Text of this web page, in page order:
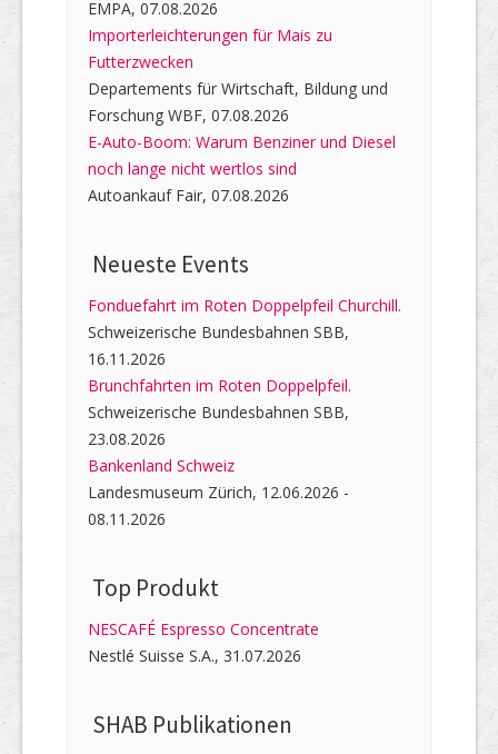
EMPA, 07.08.2026
Importerleichterungen für Mais zu
Futterzwecken
Departements für Wirtschaft, Bildung und
Forschung WBF, 07.08.2026
E-Auto-Boom: Warum Benziner und Diesel
noch lange nicht wertlos sind
Autoankauf Fair, 07.08.2026
Neueste Events
Fonduefahrt im Roten Doppelpfeil Churchill.
Schweizerische Bundesbahnen SBB,
16.11.2026
Brunchfahrten im Roten Doppelpfeil.
Schweizerische Bundesbahnen SBB,
23.08.2026
Bankenland Schweiz
Landesmuseum Zürich, 12.06.2026 -
08.11.2026
Top Produkt
NESCAFÉ Espresso Concentrate
Nestlé Suisse S.A., 31.07.2026
SHAB Publi­kati­onen